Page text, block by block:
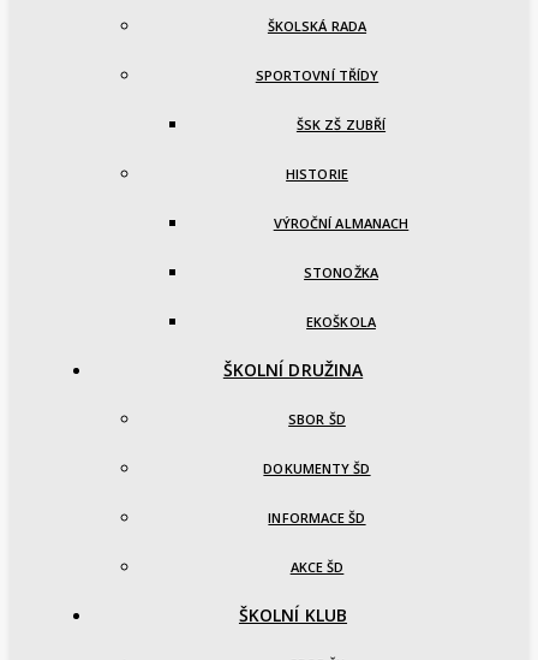
ŠKOLSKÁ RADA
SPORTOVNÍ TŘÍDY
ŠSK ZŠ ZUBŘÍ
HISTORIE
VÝROČNÍ ALMANACH
STONOŽKA
EKOŠKOLA
ŠKOLNÍ DRUŽINA
SBOR ŠD
DOKUMENTY ŠD
INFORMACE ŠD
AKCE ŠD
ŠKOLNÍ KLUB